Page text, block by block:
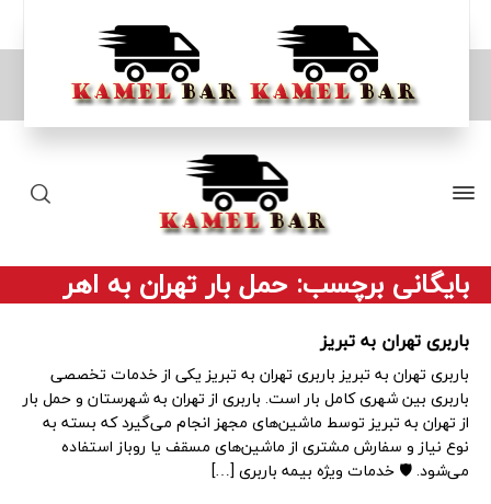
بایگانی برچسب: حمل بار تهران به اهر
باربری تهران به تبریز
باربری تهران به تبریز باربری تهران به تبریز یکی از خدمات تخصصی
باربری بین شهری کامل بار است. باربری از تهران به شهرستان و حمل بار
از تهران به تبریز توسط ماشین‌های مجهز انجام می‌گیرد که بسته به
نوع نیاز و سفارش مشتری از ماشین‌های مسقف یا روباز استفاده
می‌شود. 🛡️ خدمات ویژه بیمه باربری […]